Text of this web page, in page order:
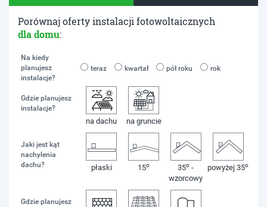
Porównaj oferty instalacji fotowoltaicznych
dla domu:
Na kiedy
planujesz
instalacje?
teraz kwartał pół roku rok
Gdzie planujesz
instalacje?
na dachu na gruncie
Jaki jest kąt
nachylenia
dachu?
płaski 15o 35o -
wzorcowy
powyżej 35o
Gdzie planujesz